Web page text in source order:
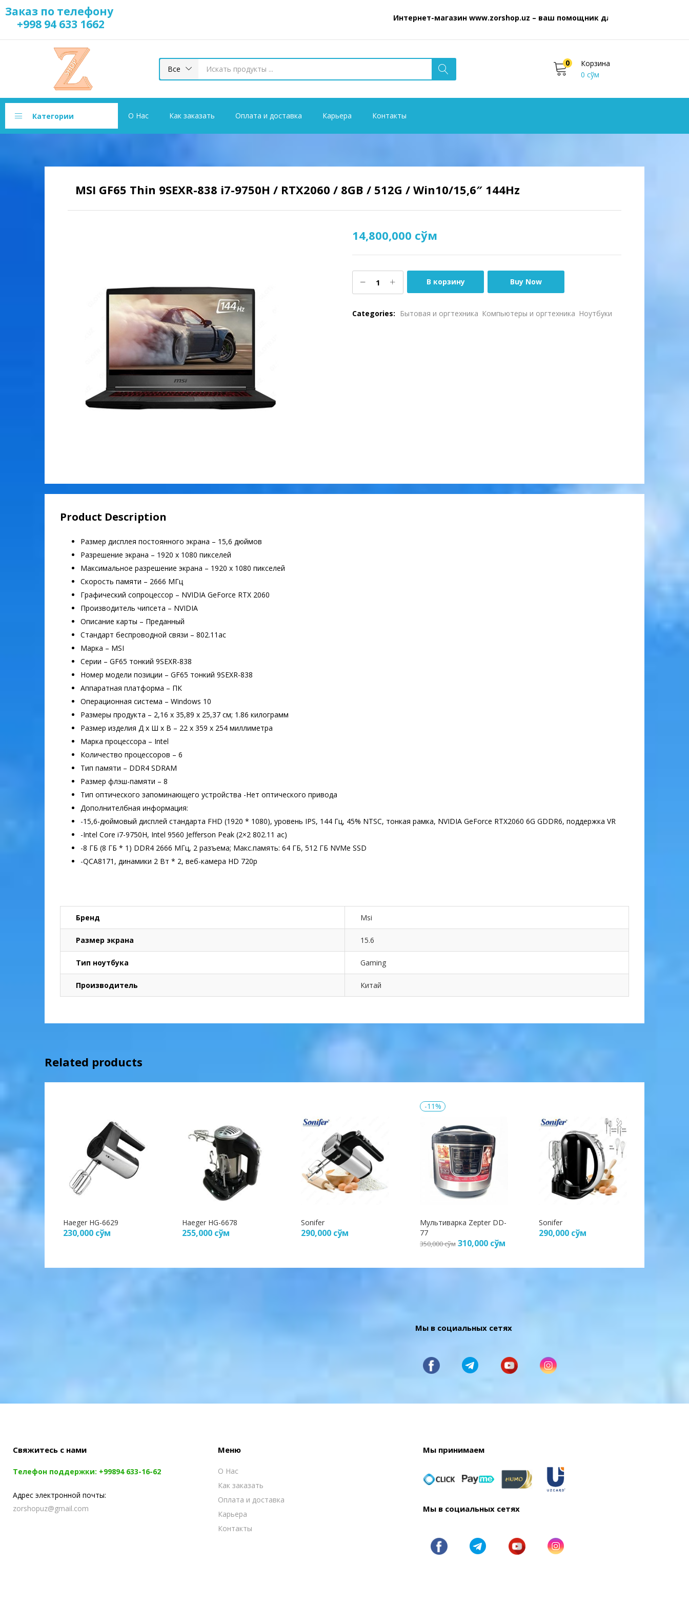
Заказ по телефону
+998 94 633 1662
Интернет-магазин www.zorshop.uz – ваш помощник для покупок бытовой
Все
0
Корзина
0 сўм
Категории О Нас Как заказать Оплата и доставка Карьера Контакты
MSI GF65 Thin 9SEXR-838 i7-9750H / RTX2060 / 8GB / 512G / Win10/15,6″ 144Hz
14,800,000 сўм
В корзину Buy Now
Categories: Бытовая и оргтехника Компьютеры и оргтехника Ноутбуки
Product Description
Размер дисплея постоянного экрана – 15,6 дюймов
Разрешение экрана – 1920 x 1080 пикселей
Максимальное разрешение экрана – 1920 x 1080 пикселей
Скорость памяти – 2666 МГц
Графический сопроцессор – NVIDIA GeForce RTX 2060
Производитель чипсета – NVIDIA
Описание карты – Преданный
Стандарт беспроводной связи – 802.11ac
Марка – MSI
Серии – GF65 тонкий 9SEXR-838
Номер модели позиции – GF65 тонкий 9SEXR-838
Аппаратная платформа – ПК
Операционная система – Windows 10
Размеры продукта – 2,16 х 35,89 х 25,37 см; 1.86 килограмм
Размер изделия Д x Ш x В – 22 x 359 x 254 миллиметра
Марка процессора – Intel
Количество процессоров – 6
Тип памяти – DDR4 SDRAM
Размер флэш-памяти – 8
Тип оптического запоминающего устройства -Нет оптического привода
Дополнителбная информация:
-15,6-дюймовый дисплей стандарта FHD (1920 * 1080), уровень IPS, 144 Гц, 45% NTSC, тонкая рамка, NVIDIA GeForce RTX2060 6G GDDR6, поддержка VR
-Intel Core i7-9750H, Intel 9560 Jefferson Peak (2×2 802.11 ac)
-8 ГБ (8 ГБ * 1) DDR4 2666 МГц, 2 разъема; Макс.память: 64 ГБ, 512 ГБ NVMe SSD
-QCA8171, динамики 2 Вт * 2, веб-камера HD 720p
Бренд Msi
Размер экрана 15.6
Тип ноутбука Gaming
Производитель Китай
Related products
Haeger HG-6629
230,000 сўм
Haeger HG-6678
255,000 сўм
Sonifer
290,000 сўм
-11%
Мультиварка Zepter DD-
77
350,000сўм 310,000 сўм
Sonifer
290,000 сўм
Мы в социальных сетях
Свяжитесь с нами
Телефон поддержки: +99894 633-16-62
Адрес электронной почты:
zorshopuz@gmail.com
Меню
О Нас
Как заказать
Оплата и доставка
Карьера
Контакты
Мы принимаем
Мы в социальных сетях